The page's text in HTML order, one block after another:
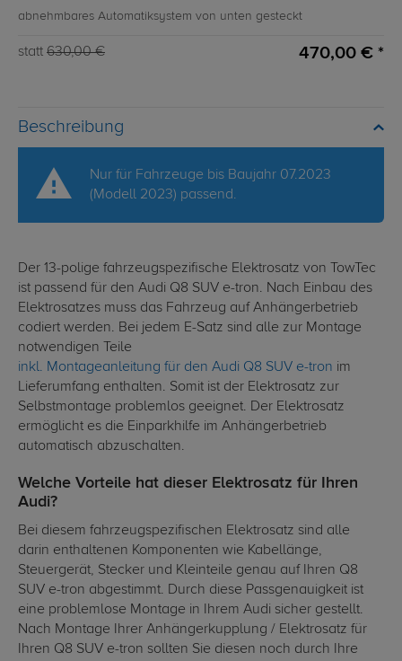
abnehmbares Automatiksystem von unten gesteckt
statt 630,00 € 470,00 € *
Beschreibung
Nur für Fahrzeuge bis Baujahr 07.2023
(Modell 2023) passend.
Der 13-polige fahrzeugspezifische Elektrosatz von TowTec
ist passend für den Audi Q8 SUV e-tron. Nach Einbau des
Elektrosatzes muss das Fahrzeug auf Anhängerbetrieb
codiert werden. Bei jedem E-Satz sind alle zur Montage
notwendigen Teile
inkl. Montageanleitung für den Audi Q8 SUV e-tron im
Lieferumfang enthalten. Somit ist der Elektrosatz zur
Selbstmontage problemlos geeignet. Der Elektrosatz
ermöglicht es die Einparkhilfe im Anhängerbetrieb
automatisch abzuschalten.
Welche Vorteile hat dieser Elektrosatz für Ihren
Audi?
Bei diesem fahrzeugspezifischen Elektrosatz sind alle
darin enthaltenen Komponenten wie Kabellänge,
Steuergerät, Stecker und Kleinteile genau auf Ihren Q8
SUV e-tron abgestimmt. Durch diese Passgenauigkeit ist
eine problemlose Montage in Ihrem Audi sicher gestellt.
Nach Montage Ihrer Anhängerkupplung / Elektrosatz für
Ihren Q8 SUV e-tron sollten Sie diesen noch durch Ihre